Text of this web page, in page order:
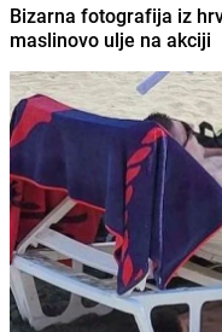
Bizarna fotografija iz
maslinovo ulje na akciji